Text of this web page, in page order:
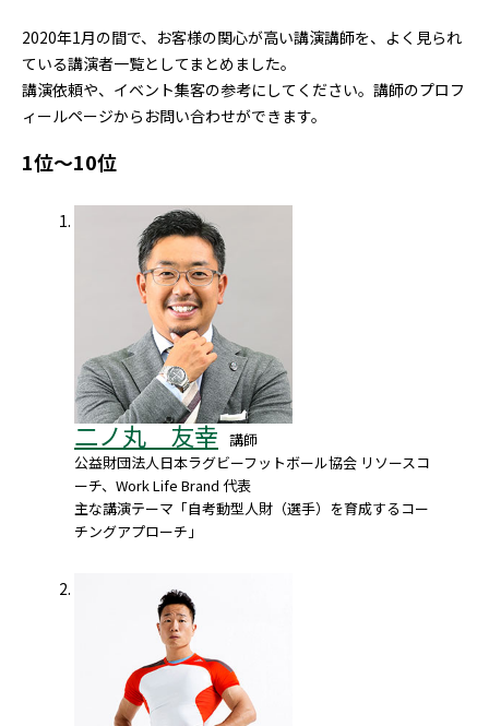
2020年1月の間で、お客様の関心が高い講演講師を、よく見られ
ている講演者一覧としてまとめました。
講演依頼や、イベント集客の参考にしてください。講師のプロフ
ィールページからお問い合わせができます。
1位～10位
二ノ丸 友幸 講師
公益財団法人日本ラグビーフットボール協会 リソースコ
ーチ、Work Life Brand 代表
主な講演テーマ「自考動型人財（選手）を育成するコー
チングアプローチ」